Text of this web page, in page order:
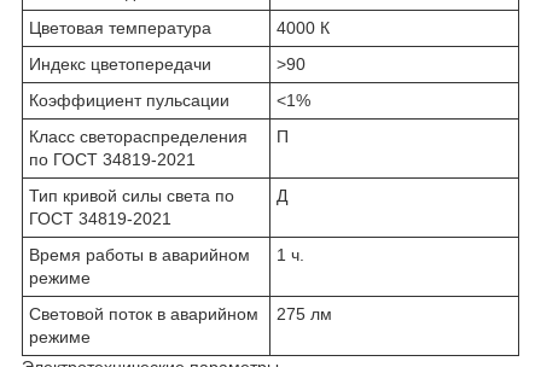
Цветовая температура
4000 К
Индекс цветопередачи
>90
Коэффициент пульсации
<1%
Класс светораспределения
по ГОСТ 34819-2021
П
Тип кривой силы света по
ГОСТ 34819-2021
Д
Время работы в аварийном
режиме
1 ч.
Световой поток в аварийном
режиме
275 лм